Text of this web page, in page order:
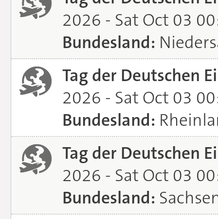
2026 - Sat Oct 03
Bundesland:
Tag der Deutschen
2026 - Sat Oct 03
Bundesland:
Tag der Deutschen
2026 - Sat Oct 03
Bundesland: